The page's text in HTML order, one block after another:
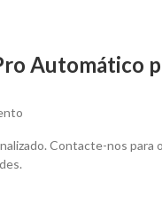
Automático
Contacte-nos para